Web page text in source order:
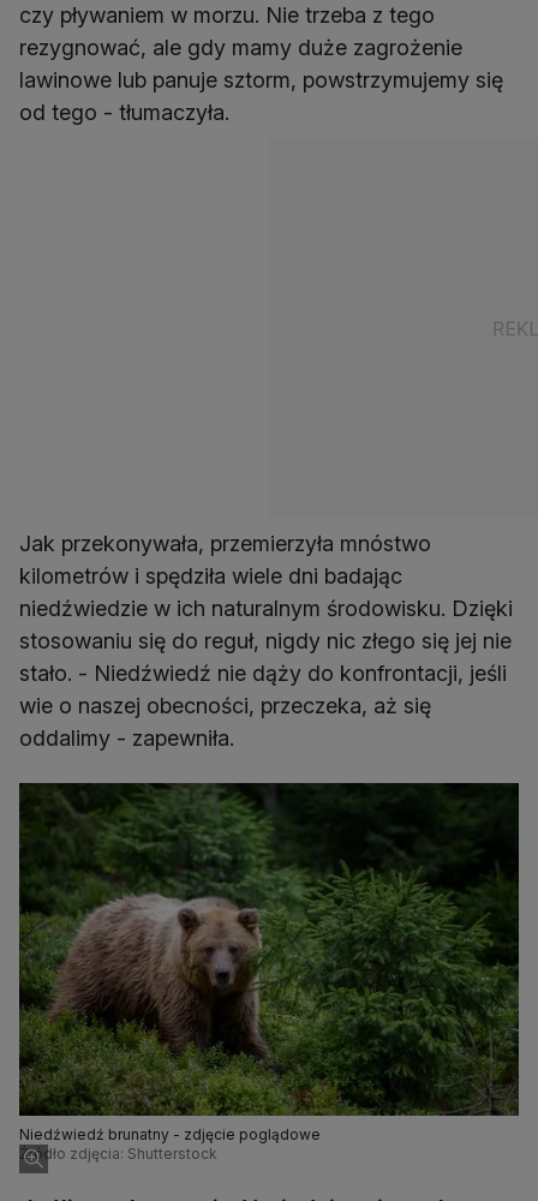
czy pływaniem w morzu. Nie trzeba z tego
rezygnować, ale gdy mamy duże zagrożenie
lawinowe lub panuje sztorm, powstrzymujemy się
od tego - tłumaczyła.
Jak przekonywała, przemierzyła mnóstwo
kilometrów i spędziła wiele dni badając
niedźwiedzie w ich naturalnym środowisku. Dzięki
stosowaniu się do reguł, nigdy nic złego się jej nie
stało. - Niedźwiedź nie dąży do konfrontacji, jeśli
wie o naszej obecności, przeczeka, aż się
oddalimy - zapewniła.
Niedźwiedź brunatny - zdjęcie poglądowe
Źródło zdjęcia: Shutterstock